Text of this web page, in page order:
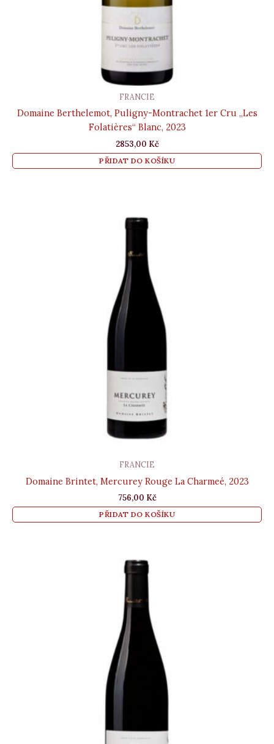
FRANCIE
Domaine Berthelemot, Puligny-Montrachet 1er Cru „Les
Folatières“ Blanc, 2023
2853,00 Kč
PŘIDAT DO KOŠÍKU
FRANCIE
Domaine Brintet, Mercurey Rouge La Charmeé, 2023
756,00 Kč
PŘIDAT DO KOŠÍKU